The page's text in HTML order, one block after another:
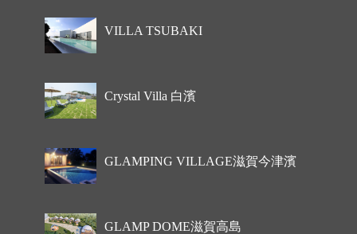
VILLA TSUBAKI
Crystal Villa 白濱
GLAMPING VILLAGE滋賀今津濱
GLAMP DOME滋賀高島